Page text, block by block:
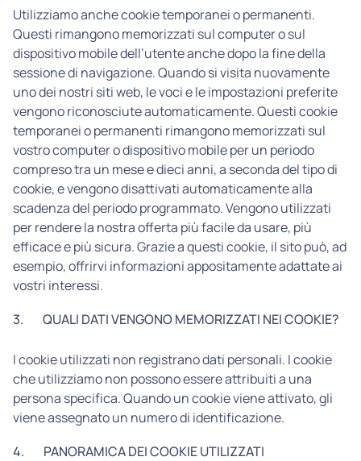
Utilizziamo anche cookie temporanei o permanenti.
Questi rimangono memorizzati sul computer o sul
dispositivo mobile dell’utente anche dopo la fine della
sessione di navigazione. Quando si visita nuovamente
uno dei nostri siti web, le voci e le impostazioni preferite
vengono riconosciute automaticamente. Questi cookie
temporanei o permanenti rimangono memorizzati sul
vostro computer o dispositivo mobile per un periodo
compreso tra un mese e dieci anni, a seconda del tipo di
cookie, e vengono disattivati automaticamente alla
scadenza del periodo programmato. Vengono utilizzati
per rendere la nostra offerta più facile da usare, più
efficace e più sicura. Grazie a questi cookie, il sito può, ad
esempio, offrirvi informazioni appositamente adattate ai
vostri interessi.
3.
QUALI DATI VENGONO MEMORIZZATI NEI COOKIE?
I cookie utilizzati non registrano dati personali. I cookie
che utilizziamo non possono essere attribuiti a una
persona specifica. Quando un cookie viene attivato, gli
viene assegnato un numero di identificazione.
4.
PANORAMICA DEI COOKIE UTILIZZATI